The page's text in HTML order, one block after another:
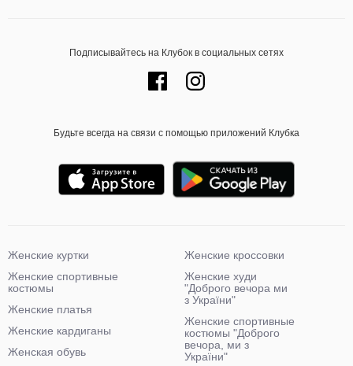
Подписывайтесь на Клубок в социальных сетях
Будьте всегда на связи с помощью приложений Клубка
Женские куртки
Женские спортивные
костюмы
Женские платья
Женские кардиганы
Женская обувь
Женские кроссовки
Женские худи
"Доброго вечора ми
з України"
Женские спортивные
костюмы "Доброго
вечора, ми з
України"